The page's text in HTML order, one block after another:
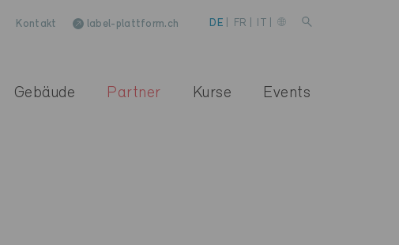
Kontakt label-plattform.ch DE FR
Gebäude Partner Kurse Events